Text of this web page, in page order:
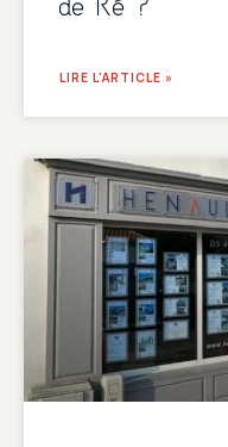
de Ré ?
LIRE L'ARTICLE »